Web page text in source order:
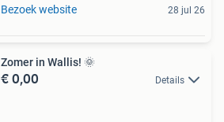
Bezoek website 28 jul 26
Zomer in Wallis! 🌞
€ 0,00 Details